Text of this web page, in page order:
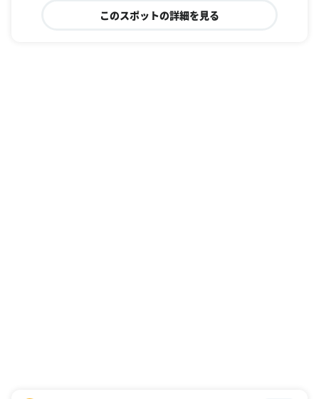
このスポットの詳細を見る